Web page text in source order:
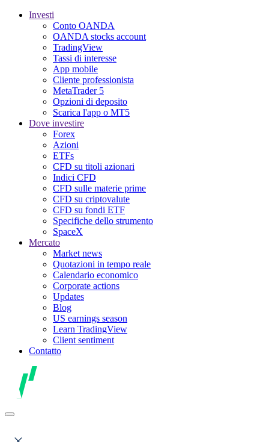
Investi
Conto OANDA
OANDA stocks account
TradingView
Tassi di interesse
App mobile
Cliente professionista
MetaTrader 5
Opzioni di deposito
Scarica l'app o MT5
Dove investire
Forex
Azioni
ETFs
CFD su titoli azionari
Indici CFD
CFD sulle materie prime
CFD su criptovalute
CFD su fondi ETF
Specifiche dello strumento
SpaceX
Mercato
Market news
Quotazioni in tempo reale
Calendario economico
Corporate actions
Updates
Blog
US earnings season
Learn TradingView
Client sentiment
Contatto